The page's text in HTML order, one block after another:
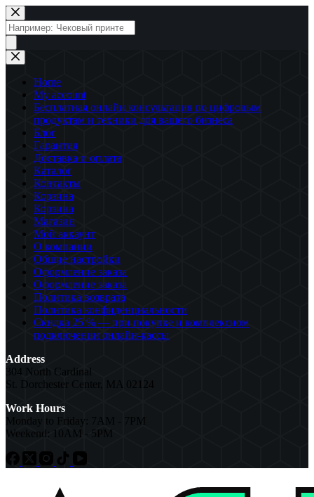
Перейти
к
сути
Поиск
товаров
Home
My account
Бесплатная онлайн консультация по цифровым
продуктам и техники для вашего бизнеса
Блог
Гарантия
Доставка и оплата
Каталог
Контакты
Корзина
Корзина
Магазин
Мой аккаунт
О компании
Общие настройки
Оформление заказа
Оформление заказа
Политика возврата
Политика конфиденциальности
Скидка 25 % — при покупке и комплексном
подключении онлайн-кассы
Address
304 North Cardinal
St. Dorchester Center, MA 02124
Work Hours
Monday to Friday: 7AM - 7PM
Weekend: 10AM - 5PM